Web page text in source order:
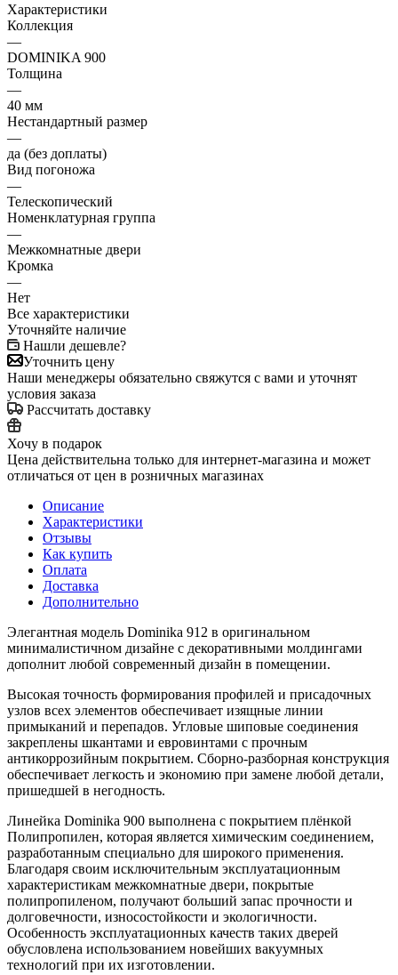
Характеристики
Коллекция
—
DOMINIKA 900
Толщина
—
40 мм
Нестандартный размер
—
да (без доплаты)
Вид погоножа
—
Телескопический
Номенклатурная группа
—
Межкомнатные двери
Кромка
—
Нет
Все характеристики
Уточняйте наличие
Нашли дешевле?
Уточнить цену
Наши менеджеры обязательно свяжутся с вами и уточнят
условия заказа
Рассчитать доставку
Хочу в подарок
Цена действительна только для интернет-магазина и может
отличаться от цен в розничных магазинах
Описание
Характеристики
Отзывы
Как купить
Оплата
Доставка
Дополнительно
Элегантная модель Dominika 912 в оригинальном
минималистичном дизайне с декоративными молдингами
дополнит любой современный дизайн в помещении.
Высокая точность формирования профилей и присадочных
узлов всех элементов обеспечивает изящные линии
примыканий и перепадов. Угловые шиповые соединения
закреплены шкантами и евровинтами с прочным
антикоррозийным покрытием. Сборно-разборная конструкция
обеспечивает легкость и экономию при замене любой детали,
пришедшей в негодность.
Линейка Dominika 900 выполнена с покрытием плёнкой
Полипропилен, которая является химическим соединением,
разработанным специально для широкого применения.
Благодаря своим исключительным эксплуатационным
характеристикам межкомнатные двери, покрытые
полипропиленом, получают больший запас прочности и
долговечности, износостойкости и экологичности.
Особенность эксплуатационных качеств таких дверей
обусловлена использованием новейших вакуумных
технологий при их изготовлении.